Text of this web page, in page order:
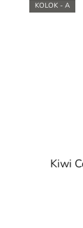
KOLOK - A
Kiwi